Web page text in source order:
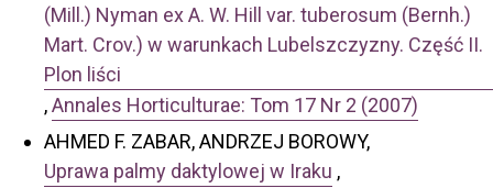
(Mill.) Nyman ex A. W. Hill var. tuberosum (Bernh.)
Mart. Crov.) w warunkach Lubelszczyzny. Część II.
Plon liści
,Annales Horticulturae: Tom 17 Nr 2 (2007)
AHMED F. ZABAR, ANDRZEJ BOROWY,
Uprawa palmy daktylowej w Iraku ,